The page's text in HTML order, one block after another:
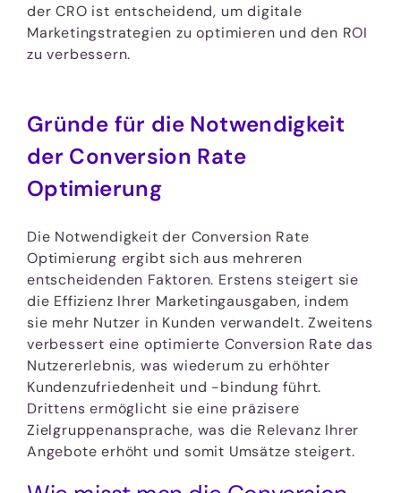
der CRO ist entscheidend, um digitale
Marketingstrategien zu optimieren und den ROI
zu verbessern.
Gründe für die Notwendigkeit
der Conversion Rate
Optimierung
Die Notwendigkeit der Conversion Rate
Optimierung ergibt sich aus mehreren
entscheidenden Faktoren. Erstens steigert sie
die Effizienz Ihrer Marketingausgaben, indem
sie mehr Nutzer in Kunden verwandelt. Zweitens
verbessert eine optimierte Conversion Rate das
Nutzererlebnis, was wiederum zu erhöhter
Kundenzufriedenheit und -bindung führt.
Drittens ermöglicht sie eine präzisere
Zielgruppenansprache, was die Relevanz Ihrer
Angebote erhöht und somit Umsätze steigert.